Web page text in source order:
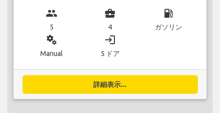
group
5
business_center
4
local_gas_station
ガソリン
miscellaneous_services
Manual
login
5 ドア
詳細表示...